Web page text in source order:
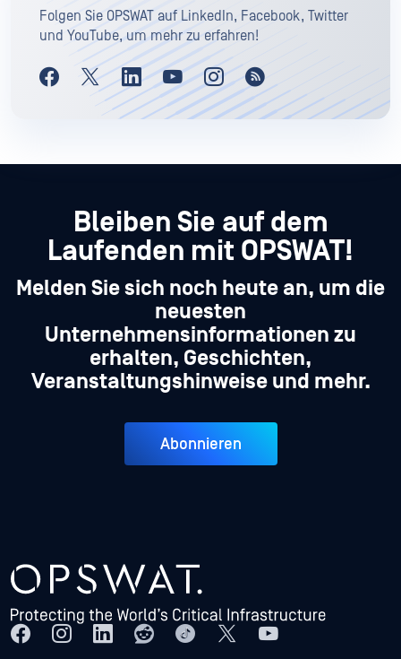
Folgen Sie OPSWAT auf LinkedIn, Facebook, Twitter
und YouTube, um mehr zu erfahren!
Bleiben Sie auf dem
Laufenden mit OPSWAT!
Melden Sie sich noch heute an, um die
neuesten
Unternehmensinformationen zu
erhalten, Geschichten,
Veranstaltungshinweise und mehr.
Abonnieren